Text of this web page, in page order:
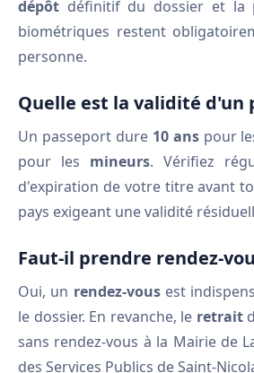
dépôt définitif du dossier et la
biométriques restent
personne.
Quelle est la validité d'un
Un passeport dure 10 anspour
pour les mineurs. Vérifiez
d'expiration de votre titre avant
pays exigeant une validité
Faut-il prendre rendez-
Oui, un rendez-vousest
le dossier. En revanche, le retrait
sans rendez-vous à la Mairie de
des Services Publics de Saint-